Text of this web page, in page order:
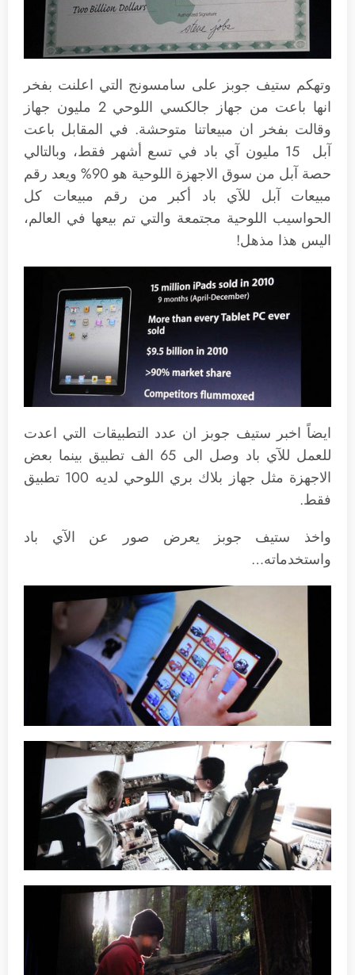
وتهكم ستيف جوبز على سامسونج التي اعلنت بفخر
انها باعت من جهاز جالكسي اللوحي 2 مليون جهاز
وقالت بفخر ان مبيعاتنا متوحشة. في المقابل باعت
آبل 15 مليون آي باد في تسع أشهر فقط، وبالتالي
حصة آبل من سوق الاجهزة اللوحية هو 90% ويعد رقم
مبيعات آبل للآي باد أكبر من رقم مبيعات كل
الحواسيب اللوحية مجتمعة والتي تم بيعها في العالم،
اليس هذا مذهل!
ايضاً اخبر ستيف جوبز ان عدد التطبيقات التي اعدت
للعمل للآي باد وصل الى 65 الف تطبيق بينما بعض
الاجهزة مثل جهاز بلاك بري اللوحي لديه 100 تطبيق
فقط.
واخذ ستيف جوبز يعرض صور عن الآي باد
واستخدماته…